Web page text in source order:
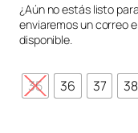
¿Aún no estás listo
enviaremos un correo
disponible.
35 36 37 38